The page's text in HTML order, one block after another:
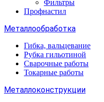
Фильтры
Профнастил
Металлообработка
Гибка, вальцевание
Рубка гильотиной
Сварочные работы
Токарные работы
Металлоконструкции